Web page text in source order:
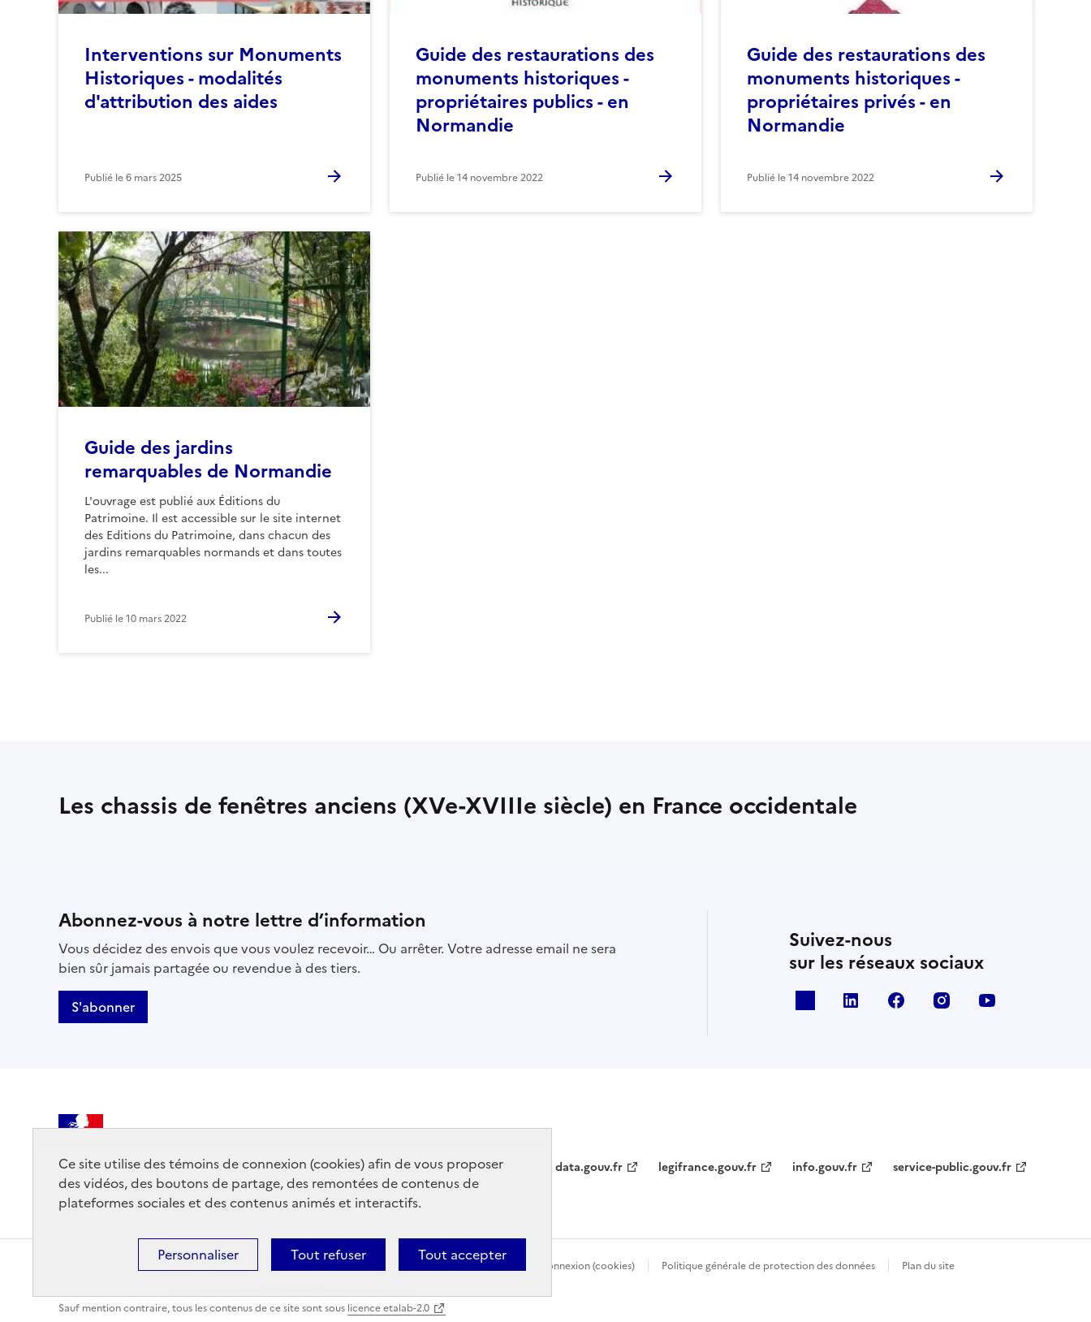
Ce site utilise des témoins de connexion (cookies) afin de vous proposer
des vidéos, des boutons de partage, des remontées de contenus de
plateformes sociales et des contenus animés et interactifs.
Tout accepter
Tout refuser
Personnaliser
Interventions sur Monuments
Historiques - modalités
d'attribution des aides
Publié le6 mars 2025
Guide des restaurations des
monuments historiques -
propriétaires publics - en
Normandie
Publié le14 novembre 2022
Guide des restaurations des
monuments historiques -
propriétaires privés - en
Normandie
Publié le14 novembre 2022
Guide des jardins
remarquables de Normandie
L'ouvrage est publié aux Éditions du
Patrimoine. Il est accessible sur le site internet
des Editions du Patrimoine, dans chacun des
jardins remarquables normands et dans toutes
les...
Publié le10 mars 2022
Les chassis de fenêtres anciens (XVe-XVIIIe siècle) en France occidentale
Abonnez-vous à notre lettre d’information
Vous décidez des envois que vous voulez recevoir… Ou arrêter. Votre adresse email ne sera
bien sûr jamais partagée ou revendue à des tiers.
S'abonner
Suivez-nous
sur les réseaux sociaux
linkedin facebook instagram
DE LA CULTURE data.gouv.fr legifrance.gouv.fr info.gouv.fr service-public.gouv.fr
Politique d’utilisation des témoins de connexion (cookies) Politique générale de protection des données Plan du site
Sauf mention contraire, tous les contenus de ce site sont sous licence etalab-2.0